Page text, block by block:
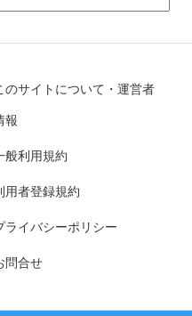
のサイトについて・運営者
報
般利用規約
用者登録規約
ライバシーポリシー
問合せ